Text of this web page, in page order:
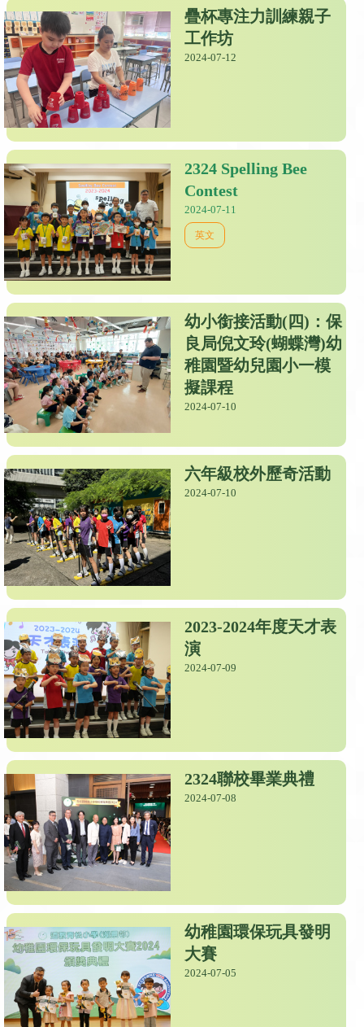
疊杯專注力訓練親子
工作坊
2024-07-12
2324 Spelling Bee
Contest
2024-07-11
英文
幼小銜接活動(四)：保
良局倪文玲(蝴蝶灣)幼
稚園暨幼兒園小一模
擬課程
2024-07-10
六年級校外歷奇活動
2024-07-10
2023-2024年度天才表
演
2024-07-09
2324聯校畢業典禮
2024-07-08
幼稚園環保玩具發明
大賽
2024-07-05